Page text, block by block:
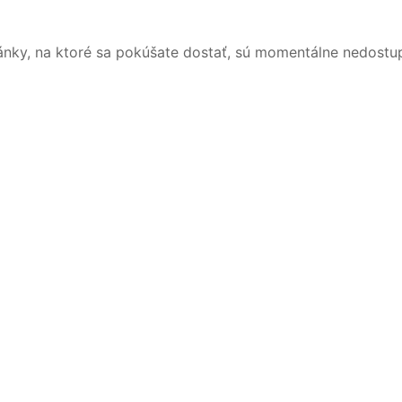
na ktoré sa pokúšate dostať, sú momentálne